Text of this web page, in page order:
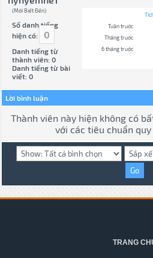
(Mới Biết Đến)
Số danh tiếng
hiện có:
0
Danh tiếng từ
thành viên: 0
Danh tiếng từ bài
viết: 0
Tuần trước
Tháng trước
6 tháng trước
Lời bình luận
Thành viên này hiện không có
với các tiêu chuẩn
TRANG